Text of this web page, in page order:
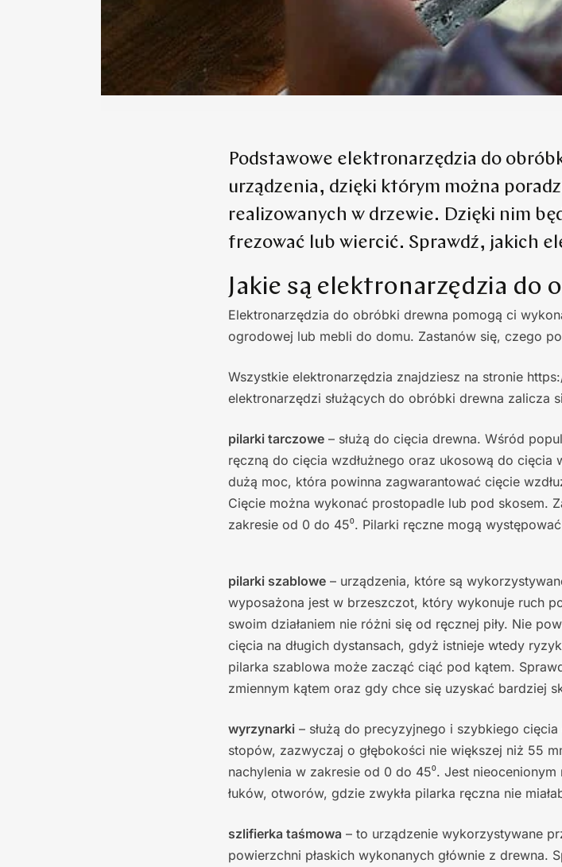
Podstawowe elektronarzędzia do
urządzenia, dzięki którym można
realizowanych w drzewie. Dzięki nim
frezować lub wiercić. Sprawdź, jakich
Jakie są elektronarzędzia do
Elektronarzędzia do obróbki drewna pomogą ci
ogrodowej lub mebli do domu. Zastanów się, czego
Wszystkie elektronarzędzia znajdziesz na stronie
elektronarzędzi służących do obróbki drewna zalicza
pilarki tarczowe – służą do cięcia drewna. Wśród
ręczną do cięcia wzdłużnego oraz ukosową do cięcia
dużą moc, która powinna zagwarantować cięcie
Cięcie można wykonać prostopadle lub pod skosem.
zakresie od 0 do 45⁰. Pilarki ręczne mogą
pilarki szablowe – urządzenia, które są
wyposażona jest w brzeszczot, który wykonuje ruch
swoim działaniem nie różni się od ręcznej piły. Nie
cięcia na długich dystansach, gdyż istnieje wtedy
pilarka szablowa może zacząć ciąć pod kątem.
zmiennym kątem oraz gdy chce się uzyskać bardziej
wyrzynarki – służą do precyzyjnego i szybkiego
stopów, zazwyczaj o głębokości nie większej niż 55
nachylenia w zakresie od 0 do 45⁰. Jest
łuków, otworów, gdzie zwykła pilarka ręczna nie
szlifierka taśmowa – to urządzenie wykorzystywane
powierzchni płaskich wykonanych głównie z